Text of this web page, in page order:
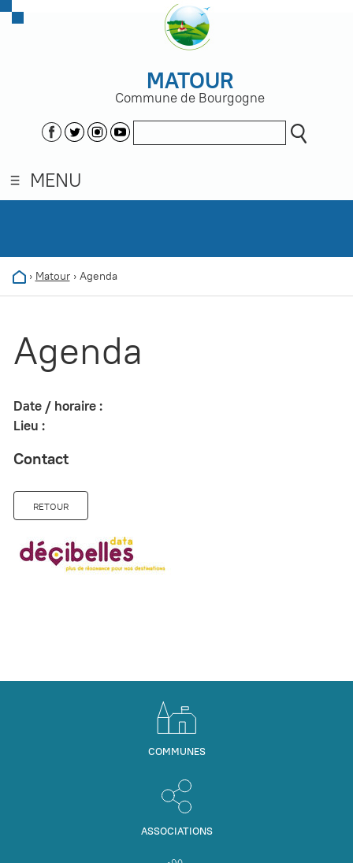
MATOUR
Commune de Bourgogne
MENU
› Matour› Agenda
Agenda
Date / horaire :
Lieu :
Contact
RETOUR
COMMUNES
ASSOCIATIONS